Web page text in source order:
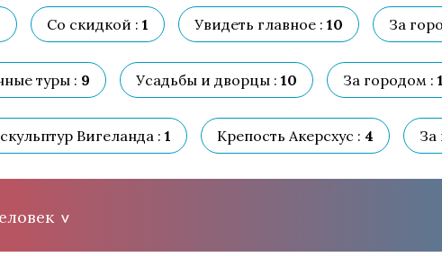
Со скидкой : 1 Увидеть главное : 10 За
туры : 9 Усадьбы и дворцы : 10 За городом :
Вигеланда : 1 Крепость Акерсхус : 4 За